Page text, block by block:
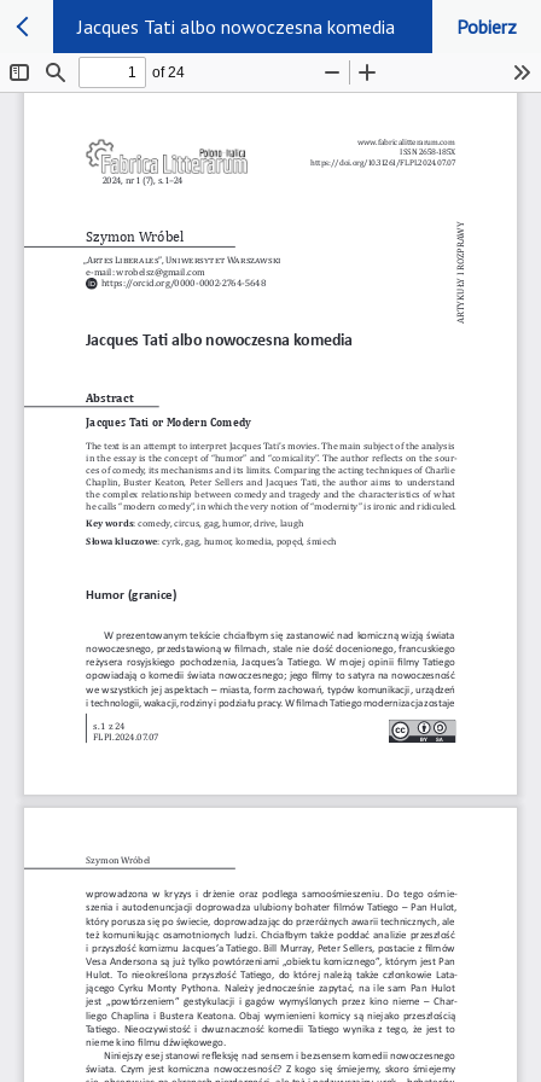
Jacques Tati albo nowoczesna komedia Pobierz